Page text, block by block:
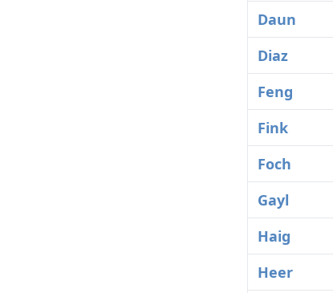
Daun
Diaz
Feng
Fink
Foch
Gayl
Haig
Heer